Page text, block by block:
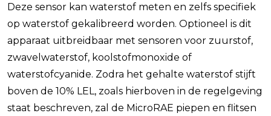
Deze sensor kan waterstof meten en zelfs specifiek
op waterstof gekalibreerd worden. Optioneel is dit
apparaat uitbreidbaar met sensoren voor zuurstof,
zwavelwaterstof, koolstofmonoxide of
waterstofcyanide. Zodra het gehalte waterstof stijft
boven de 10% LEL, zoals hierboven in de regelgeving
staat beschreven, zal de MicroRAE piepen en flitsen